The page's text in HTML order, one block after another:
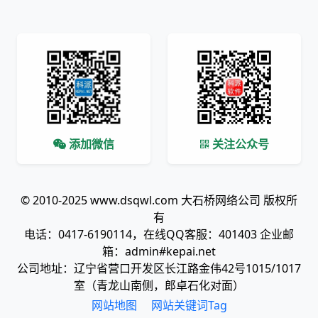
添加微信 关注公众号
© 2010-2025 www.dsqwl.com 大石桥网络公司 版权所
有
电话：0417-6190114，在线QQ客服：401403 企业邮
箱：admin#kepai.net
公司地址：辽宁省营口开发区长江路金伟42号1015/1017
室（青龙山南侧，郎卓石化对面）
网站地图
网站关键词Tag